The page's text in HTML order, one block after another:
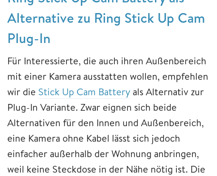
Alternative zu Ring Stick Up Cam
Plug-In
Für Interessierte, die auch ihren Außenbereich
mit einer Kamera ausstatten wollen, empfehlen
wir die Stick Up Cam Battery als Alternativ zur
Plug-In Variante. Zwar eignen sich beide
Alternativen für den Innen und Außenbereich,
eine Kamera ohne Kabel lässt sich jedoch
einfacher außerhalb der Wohnung anbringen,
weil keine Steckdose in der Nähe nötig ist. Die